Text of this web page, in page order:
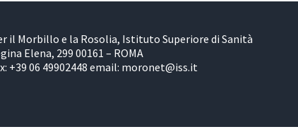
il Morbillo e la Rosolia, Istituto Superiore di Sanità
Elena, 299 00161 – ROMA
+39 06 49902448 email: moronet@iss.it